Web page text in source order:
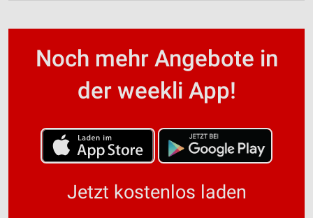
Noch mehr Angebote in
der weekli App!
Jetzt kostenlos laden